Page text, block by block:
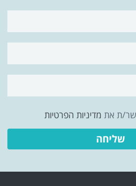
ת את מדיניות הפרטיות